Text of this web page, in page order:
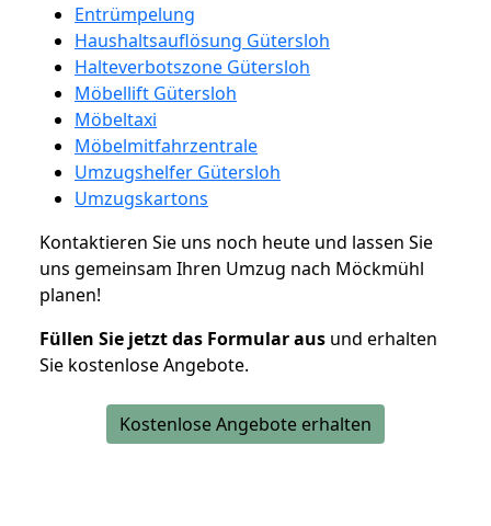
Entrümpelung
Haushaltsauflösung Gütersloh
Halteverbotszone Gütersloh
Möbellift Gütersloh
Möbeltaxi
Möbelmitfahrzentrale
Umzugshelfer Gütersloh
Umzugskartons
Kontaktieren Sie uns noch heute und lassen Sie
uns gemeinsam Ihren Umzug nach Möckmühl
planen!
Füllen Sie jetzt das Formular aus und erhalten
Sie kostenlose Angebote.
Kostenlose Angebote erhalten